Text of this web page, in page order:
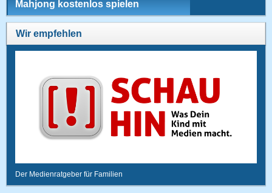
Mahjong kostenlos spielen
Wir empfehlen
Der Medienratgeber für Familien